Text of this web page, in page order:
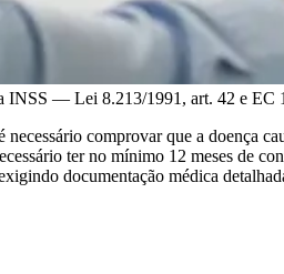
INSS — Lei 8.213/1991, art. 42 e EC
necessário comprovar que a doença
ter no mínimo 12 meses de
documentação médica